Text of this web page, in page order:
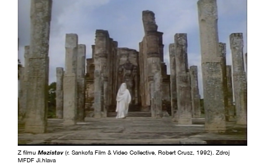
Z filmu Mezistav(r. Sankofa Film & Video Collective, Robert Crusz, 1992). Zdroj
MFDF Ji.hlava